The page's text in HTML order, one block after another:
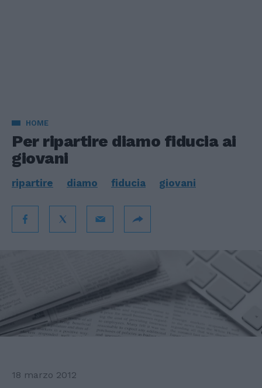
HOME
Per ripartire diamo fiducia ai
giovani
ripartire diamo fiducia giovani
18 marzo 2012